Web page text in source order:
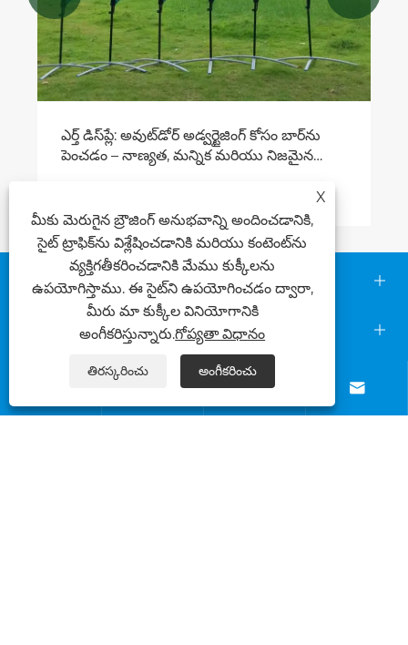
 
మమ్మల్ని సంప్రదించండి
ఉత్పత్తులు
X
మీకు మెరుగైన బ్రౌజింగ్ అనుభవాన్ని అందించడానికి,
సైట్ ట్రాఫిక్‌ను విశ్లేషించడానికి మరియు కంటెంట్‌ను
వ్యక్తిగతీకరించడానికి మేము కుక్కీలను
ఉపయోగిస్తాము. ఈ సైట్‌ని ఉపయోగించడం ద్వారా,
మీరు మా కుక్కీల వినియోగానికి
అంగీకరిస్తున్నారు.గోప్యతా విధానం
తిరస్కరించు అంగీకరించు